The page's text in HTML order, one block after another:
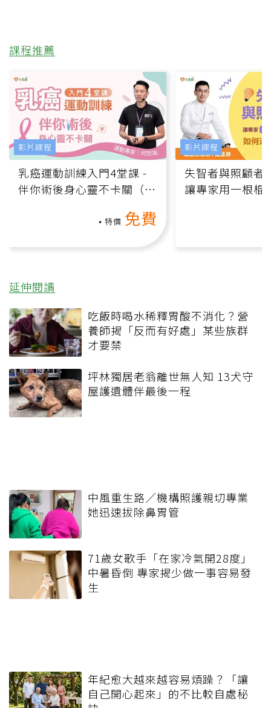
課程推薦
乳癌運動訓練入門4堂課 -
伴你術後身心靈不卡關（線
特價 免費
影片課程
失智者與照顧者
讓專家用一根棍
影片課程
延伸閱讀
吃飯時喝水稀釋胃酸不消化？營
養師揭「反而有好處」某些族群
才要禁
坪林獨居老翁離世無人知 13犬守
屋護遺體伴最後一程
中風重生路／機構照護親切專業
她迅速拔除鼻胃管
71歲女歌手「在家冷氣開28度」
中暑昏倒 專家揭少做一事容易發
生
年紀愈大越來越容易煩躁？「讓
自己開心起來」的不比較自處秘